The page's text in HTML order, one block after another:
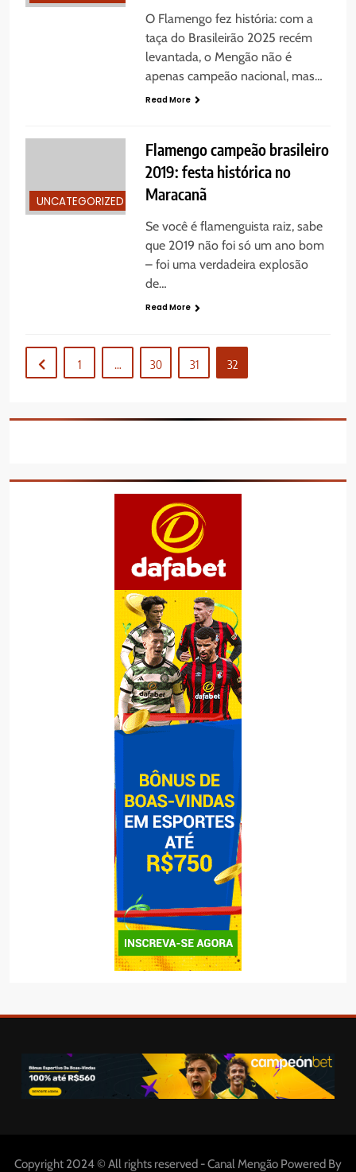
O Flamengo fez história: com a
taça do Brasileirão 2025 recém
levantada, o Mengão não é
apenas campeão nacional, mas…
Read More
UNCATEGORIZED
Flamengo campeão brasileiro
2019: festa histórica no
Maracanã
Se você é flamenguista raiz, sabe
que 2019 não foi só um ano bom
– foi uma verdadeira explosão
de…
Read More
1 30 31 32
Copyright 2024 © All rights reserved - Canal Mengão Powered By